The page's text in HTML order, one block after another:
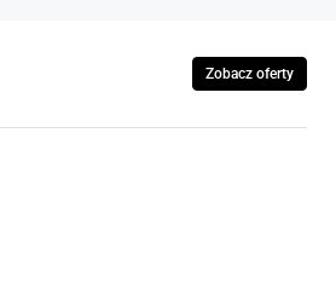
Zobacz oferty